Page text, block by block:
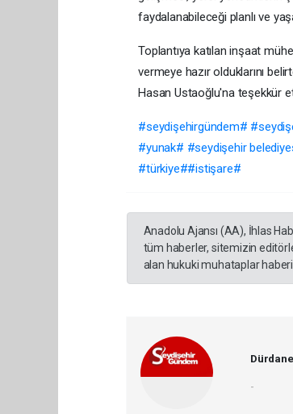
faydalanabileceği planlı ve
Toplantıya katılan inşaat
vermeye hazır olduklarını
Hasan Ustaoğlu'na teşekkür
#seydişehirgündem#
#yunak# #seydişehir
#türkiye##istişare#
Anadolu Ajansı (AA), İhlas
tüm haberler, sitemizin
alan hukuki muhataplar
-